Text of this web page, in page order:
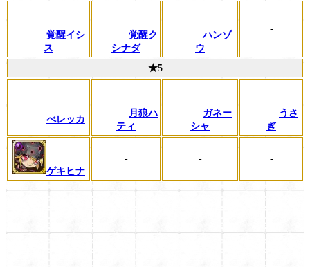
覚醒イシ
ス
覚醒ク
シナダ
ハンゾ
ウ
-
★5
べレッカ
月狼ハ
ティ
ガネー
シャ
うさ
ぎ
ゲキヒナ
- - -